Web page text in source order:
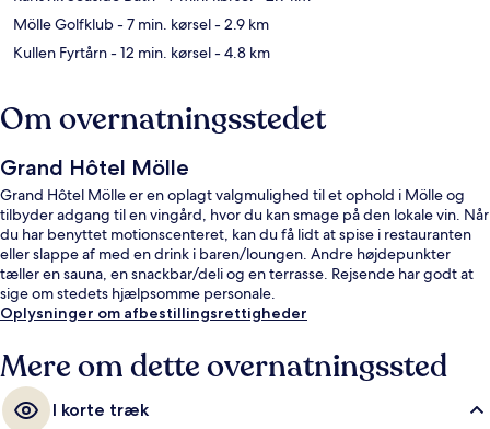
Mölle Golfklub- 7 min. kørsel- 2.9 km
Kullen Fyrtårn- 12 min. kørsel- 4.8 km
Om overnatningsstedet
Grand Hôtel Mölle
Grand Hôtel Mölle er en oplagt valgmulighed til et ophold i Mölle og
tilbyder adgang til en vingård, hvor du kan smage på den lokale vin. Når
du har benyttet motionscenteret, kan du få lidt at spise i restauranten
eller slappe af med en drink i baren/loungen. Andre højdepunkter
tæller en sauna, en snackbar/deli og en terrasse. Rejsende har godt at
sige om stedets hjælpsomme personale.
Oplysninger om afbestillingsrettigheder
Mere om dette overnatningssted
I korte træk